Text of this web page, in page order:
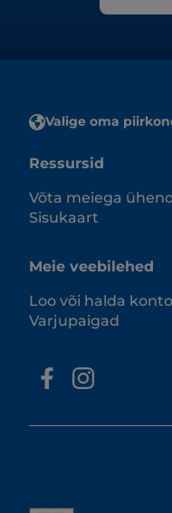
Valige oma
Ressursid
Võta meiega
Sisukaart
Meie veebilehed
Loo või halda
Varjupaigad